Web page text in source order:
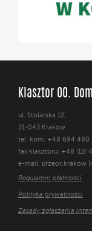
Klasztor OO.
ul. Stolarska 12,
31-043 Kraków
tel. kom. +48 694 480
fax klasztoru: +48 (12)
e-mail: przeor.krakow
Regulamin płatności
Polityka prywatności
Zasady zgłaszania